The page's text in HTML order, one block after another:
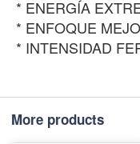
* ENERGÍA
* ENFOQUE
* INTENSIDAD
More products